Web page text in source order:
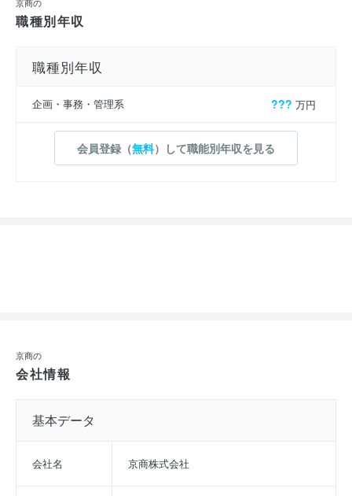
職種別年収
職種別年収
企画・事務・管理系 ??? 万円
会員登録（無料）して職能別年収を見る
京商の
会社情報
基本データ
会社名 京商株式会社